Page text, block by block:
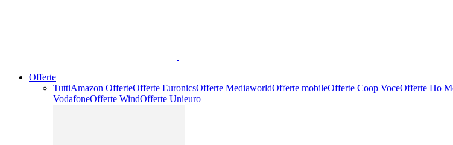
Offerte
TuttiAmazon OfferteOfferte EuronicsOfferte MediaworldOfferte mobileOfferte Coop VoceOfferte Ho
VodafoneOfferte WindOfferte Unieuro